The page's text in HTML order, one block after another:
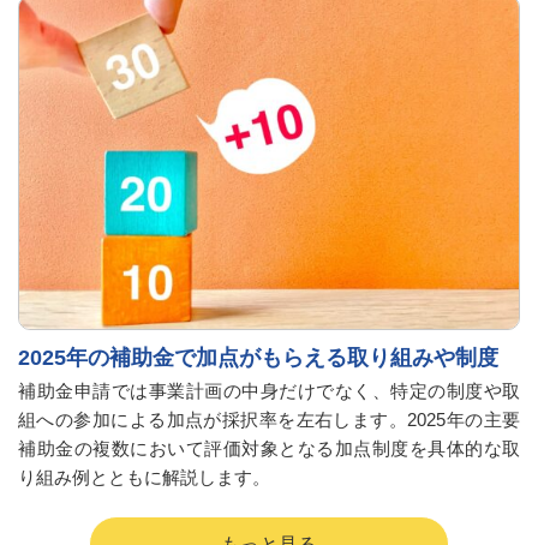
2025年の補助金で加点がもらえる取り組みや制度
補助金申請では事業計画の中身だけでなく、特定の制度や取
組への参加による加点が採択率を左右します。2025年の主要
補助金の複数において評価対象となる加点制度を具体的な取
り組み例とともに解説します。